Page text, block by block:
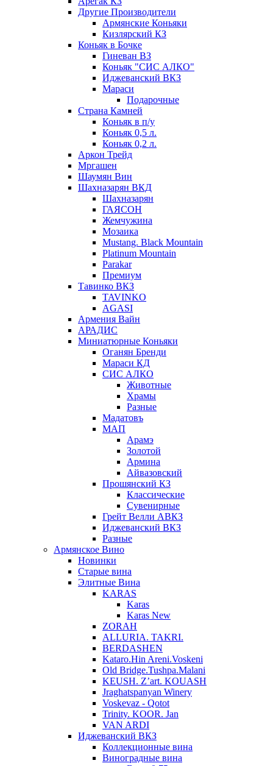
Другие Производители
Армянские Коньяки
Кизлярский КЗ
Коньяк в Бочке
Гиневан ВЗ
Коньяк "СИС АЛКО"
Иджеванский ВКЗ
Мараси
Подарочные
Страна Камней
Коньяк в п/у
Коньяк 0,5 л.
Коньяк 0,2 л.
Аркон Трейд
Мргашен
Шаумян Вин
Шахназарян ВКД
Шахназарян
ГАЯСОН
Жемчужина
Мозаика
Mustang. Black Mountain
Platinum Mountain
Parakar
Премиум
Тавинко ВКЗ
TAVINKO
AGASI
Армения Вайн
АРАДИС
Миниатюрные Коньяки
Оганян Бренди
Мараси КД
СИС АЛКО
Животные
Храмы
Разные
Мадатовъ
МАП
Арамэ
Золотой
Армина
Айвазовский
Прошянский КЗ
Классические
Сувенирные
Грейт Велли АВКЗ
Иджеванский ВКЗ
Разные
Армянское Вино
Новинки
Старые вина
Элитные Вина
KARAS
Karas
Karas New
ZORAH
ALLURIA. TAKRI.
BERDASHEN
Kataro.Hin Areni.Voskeni
Old Bridge.Tushpa.Malani
KEUSH. Z’art. KOUASH
Jraghatspanyan Winery
Voskevaz - Qotot
Trinity. KOOR. Jan
VAN ARDI
Иджеванский ВКЗ
Коллекционные вина
Виноградные вина